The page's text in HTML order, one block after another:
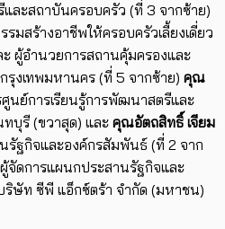
ละสถาบันครอบครัว (ที่ 3 จากซ้าย)
มสร้างอาชีพให้ครอบครัวเลี้ยงเดี่ยว
ะ ผู้อำนวยการสถานคุ้มครองและ
งเทพมหานคร (ที่ 5 จากซ้าย) คุณ
นย์การเรียนรู้การพัฒนาสตรีและ
บุรี (ขวาสุด) และ คุณอัตถสิทธิ์ เจียม
รัฐกิจและองค์กรสัมพันธ์ (ที่ 2 จาก
ผู้จัดการแผนกประสานรัฐกิจและ
ริษัท ซีพี แอ็กซ์ตร้า จำกัด (มหาชน)